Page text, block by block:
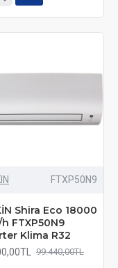
FTXP50N9
Shira Eco 18000
FTXP50N9
Klima R32
99.440,00TL